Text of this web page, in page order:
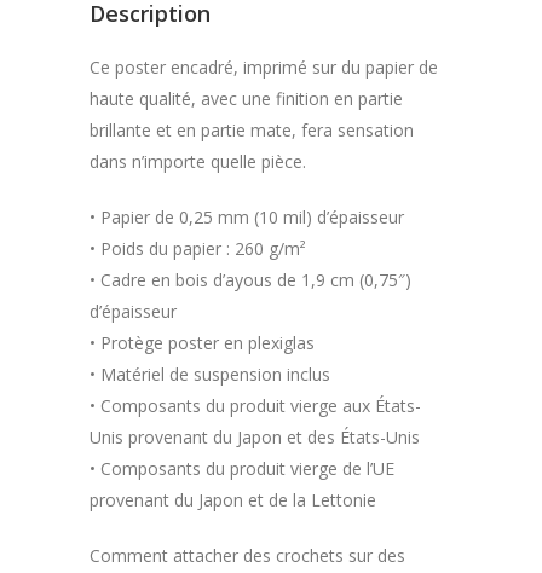
Description
Ce poster encadré, imprimé sur du papier de
haute qualité, avec une finition en partie
brillante et en partie mate, fera sensation
dans n’importe quelle pièce.
• Papier de 0,25 mm (10 mil) d’épaisseur
• Poids du papier : 260 g/m²
• Cadre en bois d’ayous de 1,9 cm (0,75″)
d’épaisseur
• Protège poster en plexiglas
• Matériel de suspension inclus
• Composants du produit vierge aux États-
Unis provenant du Japon et des États-Unis
• Composants du produit vierge de l’UE
provenant du Japon et de la Lettonie
Comment attacher des crochets sur des